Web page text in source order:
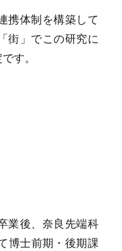
携体制を構築して
街」でこの研究に
す。
業後、奈良先端科
博士前期・後期課